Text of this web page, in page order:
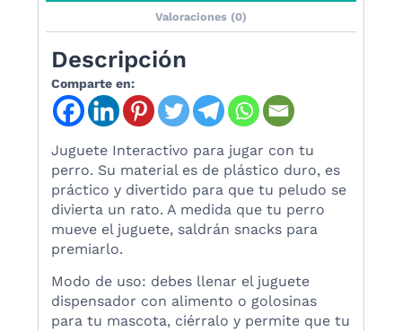
Valoraciones (0)
Descripción
Comparte en:
Juguete Interactivo para jugar con tu
perro. Su material es de plástico duro, es
práctico y divertido para que tu peludo se
divierta un rato. A medida que tu perro
mueve el juguete, saldrán snacks para
premiarlo.
Modo de uso: debes llenar el juguete
dispensador con alimento o golosinas
para tu mascota, ciérralo y permite que tu